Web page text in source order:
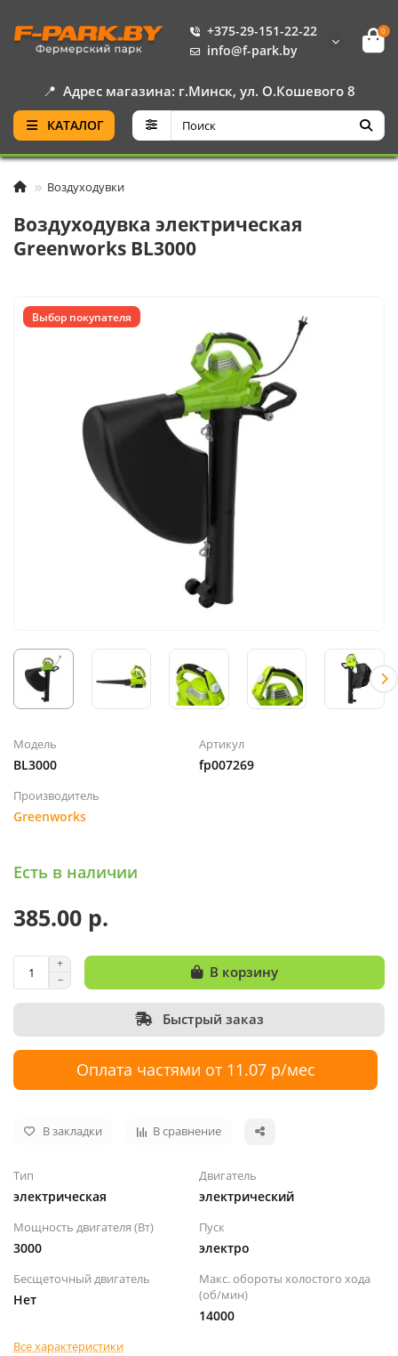
+375-29-151-22-22
info@f-park.by
0
📍 Адрес магазина: г.Минск, ул. О.Кошевого 8
КАТАЛОГ
Воздуходувки
Воздуходувка электрическая
Greenworks BL3000
Выбор покупателя
Модель
BL3000
Артикул
fp007269
Производитель
Greenworks
Есть в наличии
385.00 р.
В корзину
Быстрый заказ
Оплата частями от 11.07 р/мес
В закладки В сравнение
Тип
электрическая
Двигатель
электрический
Мощность двигателя (Вт)
3000
Пуск
электро
Бесщеточный двигатель
Нет
Макс. обороты холостого хода
(об/мин)
14000
Все характеристики